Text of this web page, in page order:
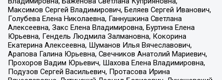
Максимов Сергей Владимирович, Беляев Сергей Иванович,
Голубева Елена Николаевна, Ганнушкина Светлана
Алексеевна, Закс Елена Владимировна, Буртина Елена
Юрьевна, Гендель Людмила Залмановна, Кокорина
Екатерина Алексеевна, Шуманов Илья Вячеславович,
Арапова Галина Юрьевна, Свечников Анатолий Мариевич,
Прохоров Вадим Юрьевич, Шахова Елена Владимировна,
Подузов Сергей Васильевич, Протасова Ирина